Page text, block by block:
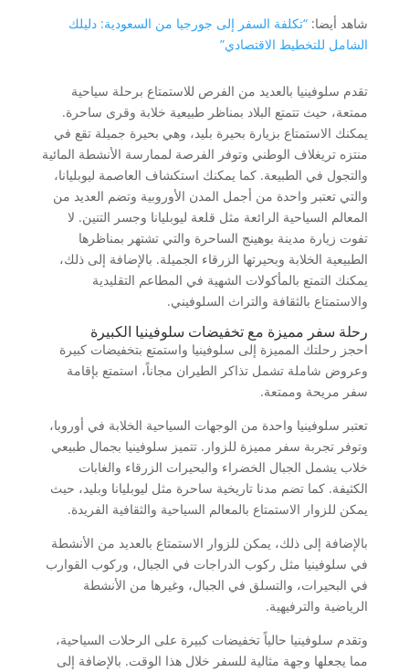
شاهد أيضا: “تكلفة السفر إلى جورجيا من السعودية: دليلك
الشامل للتخطيط الاقتصادي”
تقدم سلوفينيا بالعديد من الفرص للاستمتاع برحلة سياحية
ممتعة، حيث تتمتع البلاد بمناظر طبيعية خلابة وقرى ساحرة.
يمكنك الاستمتاع بزيارة بحيرة بليد، وهي بحيرة جميلة تقع في
منتزه تريغلاف الوطني وتوفر الفرصة لممارسة الأنشطة المائية
والتجول في الطبيعة. كما يمكنك استكشاف العاصمة ليوبليانا،
والتي تعتبر واحدة من أجمل المدن الأوروبية وتضم العديد من
المعالم السياحية الرائعة مثل قلعة ليوبليانا وجسر التنين. لا
تفوت زيارة مدينة بوهينج الساحرة والتي تشتهر بمناظرها
الطبيعية الخلابة وبحيرتها الزرقاء الجميلة. بالإضافة إلى ذلك،
يمكنك التمتع بالمأكولات الشهية في المطاعم التقليدية
والاستمتاع بالثقافة والتراث السلوفيني.
رحلة سفر مميزة مع تخفيضات سلوفينيا الكبيرة
احجز رحلتك المميزة إلى سلوفينيا واستمتع بتخفيضات كبيرة
وعروض شاملة تشمل تذاكر الطيران مجاناً، استمتع بإقامة
سفر مريحة وممتعة.
تعتبر سلوفينيا واحدة من الوجهات السياحية الخلابة في أوروبا،
وتوفر تجربة سفر مميزة للزوار. تتميز سلوفينيا بجمال طبيعي
خلاب يشمل الجبال الخضراء والبحيرات الزرقاء والغابات
الكثيفة. كما تضم مدنا تاريخية ساحرة مثل ليوبليانا وبليد، حيث
يمكن للزوار الاستمتاع بالمعالم السياحية والثقافية الفريدة.
بالإضافة إلى ذلك، يمكن للزوار الاستمتاع بالعديد من الأنشطة
في سلوفينيا مثل ركوب الدراجات في الجبال، وركوب القوارب
في البحيرات، والتسلق في الجبال، وغيرها من الأنشطة
الرياضية والترفيهية.
وتقدم سلوفينيا حالياً تخفيضات كبيرة على الرحلات السياحية،
مما يجعلها وجهة مثالية للسفر خلال هذا الوقت. بالإضافة إلى